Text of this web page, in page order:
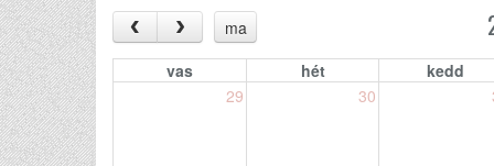
ma
vas hét
kedd
29
30